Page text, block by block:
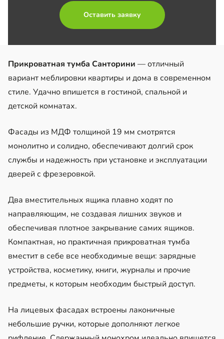
Оставить заявку
Прикроватная тумба Санторини — отличный
вариант меблировки квартиры и дома в современном
стиле. Удачно впишется в гостиной, спальной и
детской комнатах.
Фасады из МДФ толщиной 19 мм смотрятся
монолитно и солидно, обеспечивают долгий срок
службы и надежность при установке и эксплуатации
дверей с фрезеровкой.
Два вместительных ящика плавно ходят по
направляющим, не создавая лишних звуков и
обеспечивая плотное закрывание самих ящиков.
Компактная, но практичная прикроватная тумба
вместит в себе все необходимые вещи: зарядные
устройства, косметику, книги, журналы и прочие
предметы, к которым необходим быстрый доступ.
На лицевых фасадах встроены лаконичные
небольшие ручки, которые дополняют легкое